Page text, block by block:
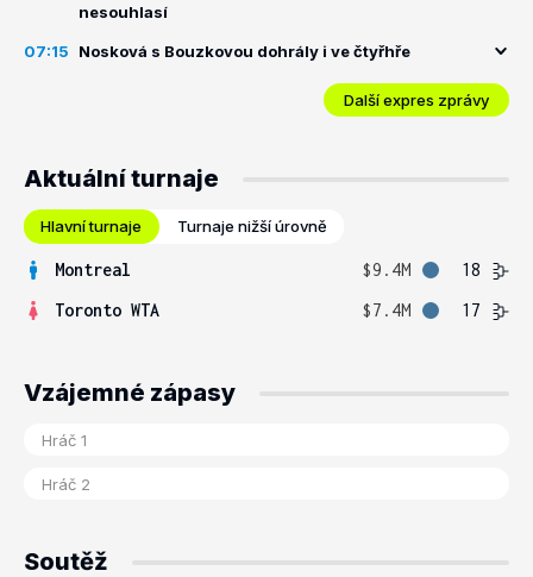
nesouhlasí
07:15 Nosková s Bouzkovou dohrály i ve čtyřhře
Další expres zprávy
Aktuální turnaje
Hlavní turnaje Turnaje nižší úrovně
Montreal $9.4M
18
Toronto WTA
$7.4M 17
Vzájemné zápasy
Soutěž